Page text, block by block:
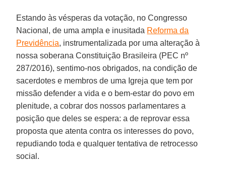
Estando às vésperas da votação, no Congresso
Nacional, de uma ampla e inusitada Reforma da
Previdência, instrumentalizada por uma alteração à
nossa soberana Constituição Brasileira (PEC nº
287/2016), sentimo-nos obrigados, na condição de
sacerdotes e membros de uma Igreja que tem por
missão defender a vida e o bem-estar do povo em
plenitude, a cobrar dos nossos parlamentares a
posição que deles se espera: a de reprovar essa
proposta que atenta contra os interesses do povo,
repudiando toda e qualquer tentativa de retrocesso
social.